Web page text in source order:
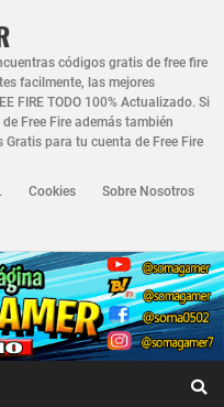
códigos gratis de free fire
facilmente, las mejores
FIRE TODO 100% Actualizado. Si
Free Fire además también
para tu cuenta de Free Fire
Cookies Sobre Nosotros